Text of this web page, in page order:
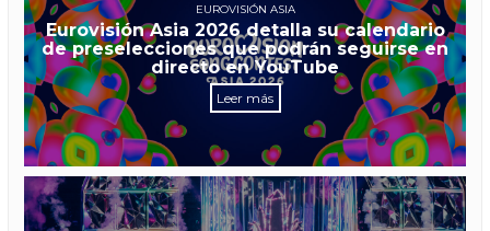
EUROVISIÓN ASIA
Eurovisión Asia 2026 detalla su calendario
de preselecciones que podrán seguirse en
directo en YouTube
Leer más